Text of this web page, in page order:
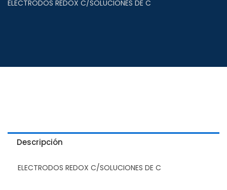
ELECTRODOS REDOX C/SOLUCIONES DE C
Descripción
ELECTRODOS REDOX C/SOLUCIONES DE C